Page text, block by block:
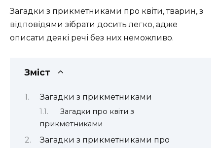
Загадки з прикметниками про квіти, тварин, з
відповідями зібрати досить легко, адже
описати деякі речі без них неможливо.
Зміст
Загадки з прикметниками
Загадки про квіти з
прикметниками
Загадки з прикметниками про